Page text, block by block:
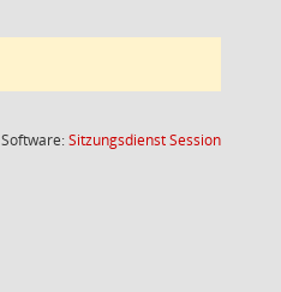
Software:SitzungsdienstSession(Wird in